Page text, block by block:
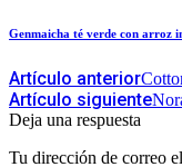
Genmaicha té verde con arroz
Artículo anterior
Artículo siguiente
Deja una respuesta
Tu dirección de correo